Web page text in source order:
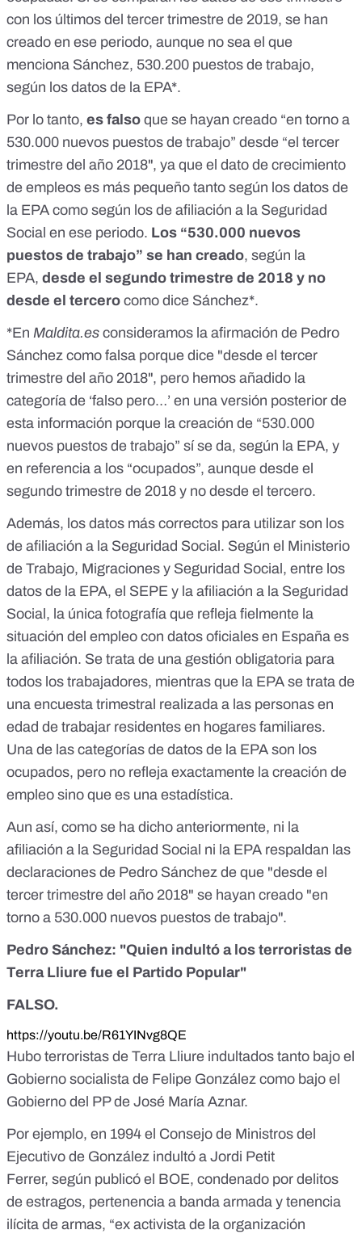
con los últimos del tercer trimestre de 2019, se han
creado en ese periodo, aunque no sea el que
menciona Sánchez, 530.200 puestos de trabajo,
según los datos de la EPA*.
Por lo tanto, es falso que se hayan creado “en torno a
530.000 nuevos puestos de trabajo” desde “el tercer
trimestre del año 2018", ya que el dato de crecimiento
de empleos es más pequeño tanto según los datos de
la EPA como según los de afiliación a la Seguridad
Social en ese periodo. Los “530.000 nuevos
puestos de trabajo” se han creado, según la
EPA, desde el segundo trimestre de 2018 y no
desde el tercero como dice Sánchez*.
*En Maldita.es consideramos la afirmación de Pedro
Sánchez como falsa porque dice "desde el tercer
trimestre del año 2018", pero hemos añadido la
categoría de ‘falso pero…’ en una versión posterior de
esta información porque la creación de “530.000
nuevos puestos de trabajo” sí se da, según la EPA, y
en referencia a los “ocupados”, aunque desde el
segundo trimestre de 2018 y no desde el tercero.
Además, los datos más correctos para utilizar son los
de afiliación a la Seguridad Social. Según el Ministerio
de Trabajo, Migraciones y Seguridad Social, entre los
datos de la EPA, el SEPE y la afiliación a la Seguridad
Social, la única fotografía que refleja fielmente la
situación del empleo con datos oficiales en España es
la afiliación. Se trata de una gestión obligatoria para
todos los trabajadores, mientras que la EPA se trata de
una encuesta trimestral realizada a las personas en
edad de trabajar residentes en hogares familiares.
Una de las categorías de datos de la EPA son los
ocupados, pero no refleja exactamente la creación de
empleo sino que es una estadística.
Aun así, como se ha dicho anteriormente, ni la
afiliación a la Seguridad Social ni la EPA respaldan las
declaraciones de Pedro Sánchez de que "desde el
tercer trimestre del año 2018" se hayan creado "en
torno a 530.000 nuevos puestos de trabajo".
Pedro Sánchez: "Quien indultó a los terroristas de
Terra Lliure fue el Partido Popular"
FALSO.
https://youtu.be/R61YINvg8QE
Hubo terroristas de Terra Lliure indultados tanto bajo el
Gobierno socialista de Felipe González como bajo el
Gobierno del PP de José María Aznar.
Por ejemplo, en 1994 el Consejo de Ministros del
Ejecutivo de González indultó a Jordi Petit
Ferrer, según publicó el BOE, condenado por delitos
de estragos, pertenencia a banda armada y tenencia
ilícita de armas, “ex activista de la organización